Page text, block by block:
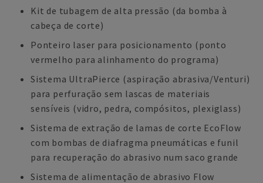
Kit de tubagem de alta pressão (da bomba à
cabeça de corte)
Ponteiro laser para posicionamento (ponto
vermelho para alinhamento do programa)
Sistema UltraPierce (aspiração abrasiva/Venturi)
para perfuração sem lascas de materiais
sensíveis (vidro, pedra, compósitos, plexiglass)
Sistema de extração de lamas de corte EcoFlow
com bombas de diafragma pneumáticas e funil
para recuperação do abrasivo num saco grande
Sistema de alimentação de abrasivo Flow